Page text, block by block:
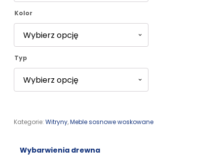
Kolor
Typ
Kategorie: Witryny,Meble sosnowe woskowane
Wybarwienia drewna